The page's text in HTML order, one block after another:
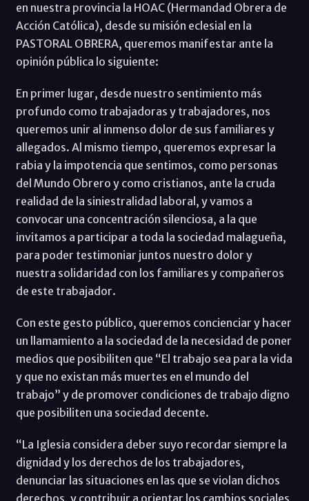
en nuestra provincia la HOAC (Hermandad Obrera de
Acción Católica), desde su misión eclesial en la
PASTORAL OBRERA, queremos manifestar ante la
opinión pública lo siguiente:
En primer lugar, desde nuestro sentimiento más
profundo como trabajadoras y trabajadores, nos
queremos unir al inmenso dolor de sus familiares y
allegados. Al mismo tiempo, queremos expresar la
rabia y la impotencia que sentimos, como personas
del Mundo Obrero y como cristianos, ante la cruda
realidad de la siniestralidad laboral, y vamos a
convocar una concentración silenciosa, a la que
invitamos a participar a toda la sociedad malagueña,
para poder testimoniar juntos nuestro dolor y
nuestra solidaridad con los familiares y compañeros
de este trabajador.
Con este gesto público, queremos concienciar y hacer
un llamamiento a la sociedad de la necesidad de poner
medios que posibiliten que “El trabajo sea para la vida
y que no existan más muertes en el mundo del
trabajo” y de promover condiciones de trabajo digno
que posibiliten una sociedad decente.
“La Iglesia considera deber suyo recordar siempre la
dignidad y los derechos de los trabajadores,
denunciar las situaciones en las que se violan dichos